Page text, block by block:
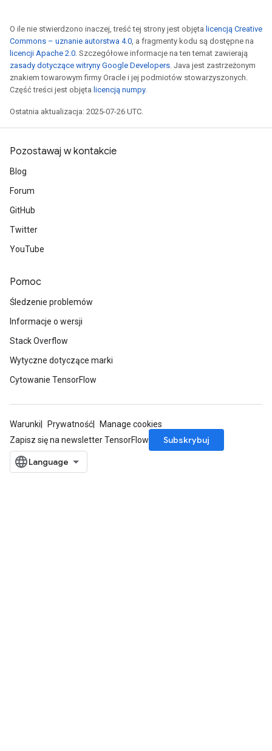
O ile nie stwierdzono inaczej, treść tej strony jest objęta licencją Creative
Commons – uznanie autorstwa 4.0, a fragmenty kodu są dostępne na
licencji Apache 2.0. Szczegółowe informacje na ten temat zawierają
zasady dotyczące witryny Google Developers. Java jest zastrzeżonym
znakiem towarowym firmy Oracle i jej podmiotów stowarzyszonych.
Część treści jest objęta licencją numpy.
Ostatnia aktualizacja: 2025-07-26 UTC.
Pozostawaj w kontakcie
Blog
Forum
GitHub
Twitter
YouTube
Pomoc
Śledzenie problemów
Informacje o wersji
Stack Overflow
Wytyczne dotyczące marki
Cytowanie TensorFlow
Warunki Prywatność
Manage cookies
Zapisz się na newsletter TensorFlow
Subskrybuj